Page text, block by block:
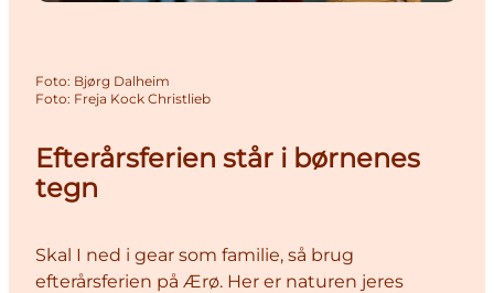
Foto: Bjørg Dalheim
Foto: Freja Kock Christlieb
Efterårsferien står i børnenes
tegn
Skal I ned i gear som familie, så brug
efterårsferien på Ærø. Her er naturen jeres